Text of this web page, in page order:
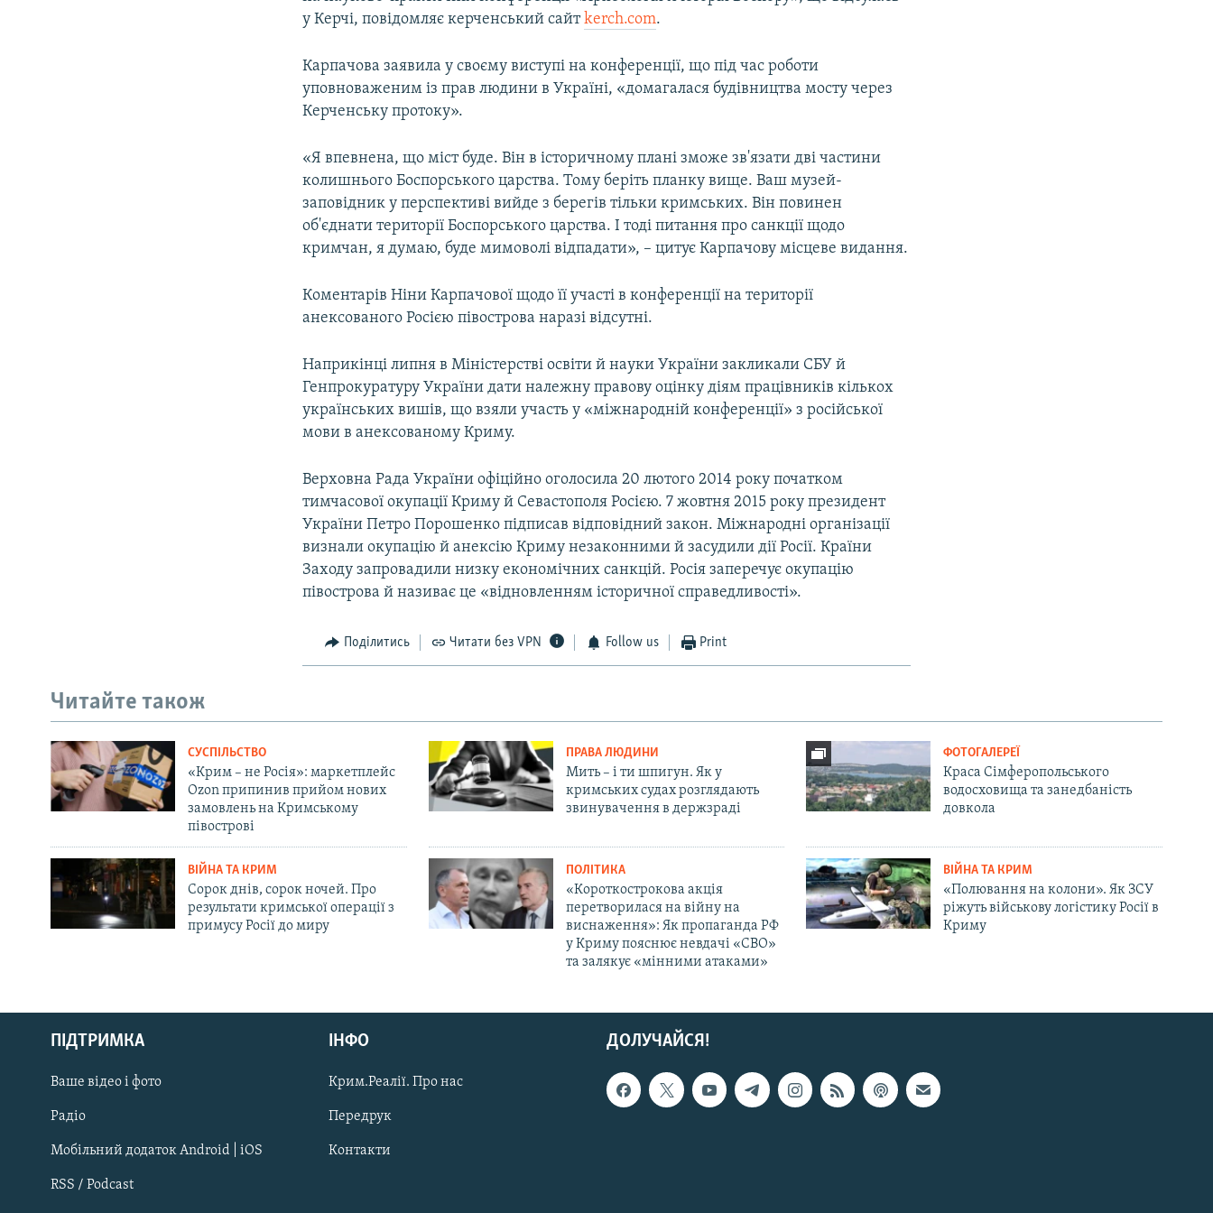
Русский
Qırımtatar
ДОЛУЧАЙСЯ!
у Керчі, повідомляє керченський сайтkerch.com.
Карпачова заявила у своєму виступі на конференції, що під час роботи
уповноваженим із прав людини в Україні, «домагалася будівництва мосту через
Керченську протоку».
«Я впевнена, що міст буде. Він в історичному плані зможе зв'язати дві частини
колишнього Боспорського царства. Тому беріть планку вище. Ваш музей-
заповідник у перспективі вийде з берегів тільки кримських. Він повинен
об'єднати території Боспорського царства. І тоді питання про санкції щодо
кримчан, я думаю, буде мимоволі відпадати», – цитує Карпачову місцеве видання.
Коментарів Ніни Карпачової щодо її участі в конференції на території
анексованого Росією півострова наразі відсутні.
Наприкінці липня в Міністерстві освіти й науки України закликали СБУ й
Генпрокуратуру України дати належну правову оцінку діям працівників кількох
українських вишів, що взяли участь у «міжнародній конференції» з російської
мови в анексованому Криму.
Верховна Рада України офіційно оголосила 20 лютого 2014 року початком
тимчасової окупації Криму й Севастополя Росією. 7 жовтня 2015 року президент
України Петро Порошенко підписав відповідний закон. Міжнародні організації
визнали окупацію й анексію Криму незаконними й засудили дії Росії. Країни
Заходу запровадили низку економічних санкцій. Росія заперечує окупацію
півострова й називає це «відновленням історичної справедливості».
Поділитись Читати без VPN Follow us Print
Читайте також
СУСПІЛЬСТВО
«Крим – не Росія»: маркетплейс
Ozon припинив прийом нових
замовлень на Кримському
півострові
ПРАВА ЛЮДИНИ
Мить – і ти шпигун. Як у
кримських судах розглядають
звинувачення в держзраді
ФОТОГАЛЕРЕЇ
Краса Сімферопольського
водосховища та занедбаність
довкола
ВІЙНА ТА КРИМ
Сорок днів, сорок ночей. Про
результати кримської операції з
примусу Росії до миру
ПОЛІТИКА
«Короткострокова акція
перетворилася на війну на
виснаження»: Як пропаганда РФ
у Криму пояснює невдачі «СВО»
та залякує «мінними атаками»
ВІЙНА ТА КРИМ
«Полювання на колони». Як ЗСУ
ріжуть військову логістику Росії в
Криму
ДОЛУЧАЙСЯ!
ПІДТРИМКА
Ваше відео і фото
Радіо
Мобільний додаток Android | iOS
RSS / Podcast
ІНФО
Крим.Реалії. Про нас
Передрук
Контакти